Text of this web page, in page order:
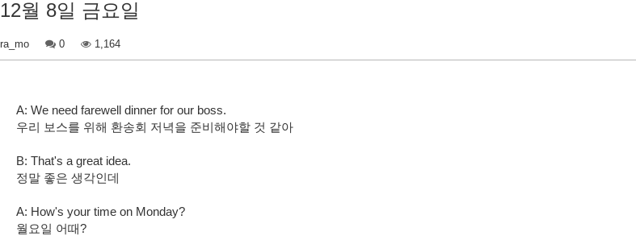
12월 8일 금요일
ra_mo 0 1,164
A: We need farewell dinner for our boss.
우리 보스를 위해 환송회 저녁을 준비해야할 것 같아
B: That's a great idea.
정말 좋은 생각인데
A: How's your time on Monday?
월요일 어때?